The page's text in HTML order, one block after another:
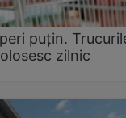
puțin.
zilnic